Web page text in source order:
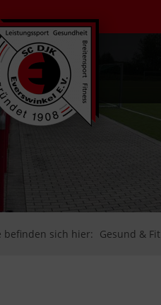
befinden sich hier: Gesund & Fit